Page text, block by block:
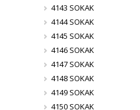
4143 SOKAK
4144 SOKAK
4145 SOKAK
4146 SOKAK
4147 SOKAK
4148 SOKAK
4149 SOKAK
4150 SOKAK